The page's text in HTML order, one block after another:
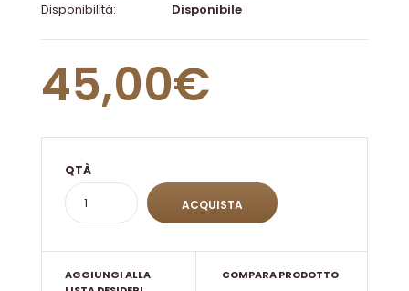
Disponibilità:
Disponibile
45,00€
QTÀ
AGGIUNGI ALLA
COMPARA PRODOTTO